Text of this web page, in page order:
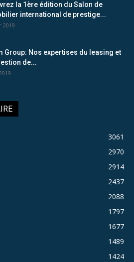
la 1ère édition du Salon de
international de prestige...
2019
Group: Nos expertises du leasing et
de...
3061
2970
2914
2437
2088
1797
1677
1489
1424